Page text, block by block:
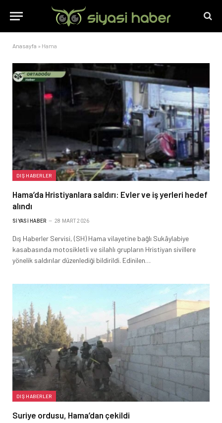
Anasayfa » Hama
DIŞ HABERLER
Hama’da Hristiyanlara saldırı: Evler ve iş yerleri hedef
alındı
SIYASI HABER 28 MART 2026
Dış Haberler Servisi, (SH) Hama vilayetine bağlı Sukâylabiye
kasabasında motosikletli ve silahlı grupların Hristiyan sivillere
yönelik saldırılar düzenlediği bildirildi. Edinilen…
DIŞ HABERLER
Suriye ordusu, Hama’dan çekildi